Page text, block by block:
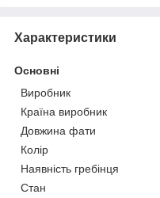
Характеристики
Основні
Виробник
Країна виробник
Довжина фати
Колір
Наявність гребінця
Стан